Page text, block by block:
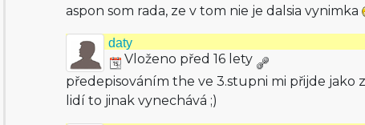
aspon som rada, ze v tom nie je dalsia vynimka
daty
Vloženo před 16 lety
předepisováním the ve 3.stupni mi přijde jako
lidí to jinak vynechává ;)